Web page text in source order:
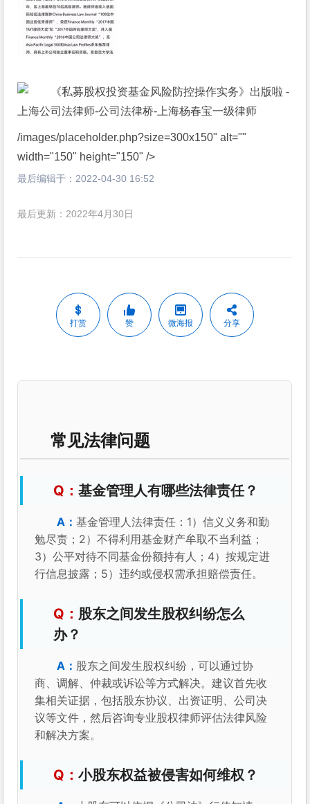
/images/placeholder.php?size=300x150" alt=""
width="150" height="150" />
最后编辑于： 2022-04-30 16:52
最后更新：2022年4月30日
打赏 赞 微海报 分享
常见法律问题
基金管理人有哪些法律责任？
基金管理人法律责任：1）信义义务和勤
勉尽责；2）不得利用基金财产牟取不当利益；
3）公平对待不同基金份额持有人；4）按规定进
行信息披露；5）违约或侵权需承担赔偿责任。
股东之间发生股权纠纷怎么
办？
股东之间发生股权纠纷，可以通过协
商、调解、仲裁或诉讼等方式解决。建议首先收
集相关证据，包括股东协议、出资证明、公司决
议等文件，然后咨询专业股权律师评估法律风险
和解决方案。
小股东权益被侵害如何维权？